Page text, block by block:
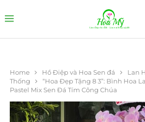
Home Hồ Điệp và Hoa Sen đá
Lan
Thống
“Hoa Đẹp Tặng 8 3”: Bình Hoa
Pastel Mix Sen Đá Tím Công Chúa